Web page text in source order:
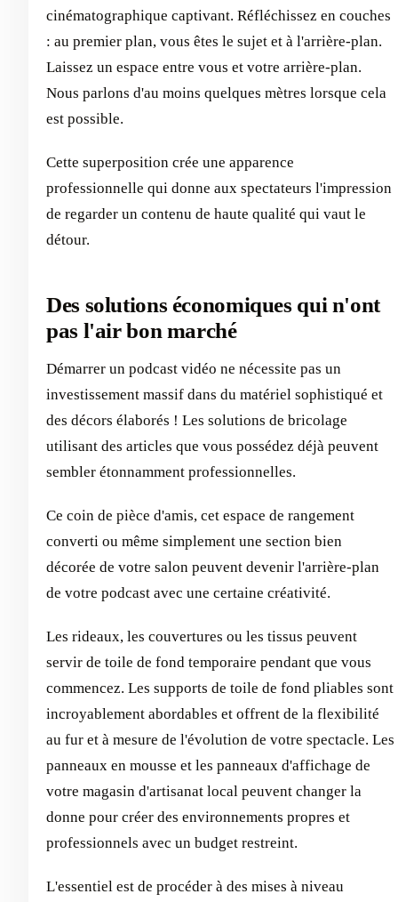
cinématographique captivant. Réfléchissez en couches
: au premier plan, vous êtes le sujet et à l'arrière-plan.
Laissez un espace entre vous et votre arrière-plan.
Nous parlons d'au moins quelques mètres lorsque cela
est possible.
Cette superposition crée une apparence
professionnelle qui donne aux spectateurs l'impression
de regarder un contenu de haute qualité qui vaut le
détour.
Des solutions économiques qui n'ont
pas l'air bon marché
Démarrer un podcast vidéo ne nécessite pas un
investissement massif dans du matériel sophistiqué et
des décors élaborés ! Les solutions de bricolage
utilisant des articles que vous possédez déjà peuvent
sembler étonnamment professionnelles.
Ce coin de pièce d'amis, cet espace de rangement
converti ou même simplement une section bien
décorée de votre salon peuvent devenir l'arrière-plan
de votre podcast avec une certaine créativité.
Les rideaux, les couvertures ou les tissus peuvent
servir de toile de fond temporaire pendant que vous
commencez. Les supports de toile de fond pliables sont
incroyablement abordables et offrent de la flexibilité
au fur et à mesure de l'évolution de votre spectacle. Les
panneaux en mousse et les panneaux d'affichage de
votre magasin d'artisanat local peuvent changer la
donne pour créer des environnements propres et
professionnels avec un budget restreint.
L'essentiel est de procéder à des mises à niveau